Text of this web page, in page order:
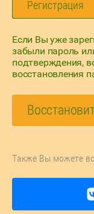
Регистрация
Если Вы уже
забыли пароль
подтверждения,
восстановления
Также Вы можете